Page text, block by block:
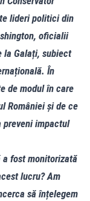
lideri politici din
oficialii
la Galați, subiect
În
de modul în care
României și de ce
impactul
a fost monitorizată
lucru? Am
să înțelegem